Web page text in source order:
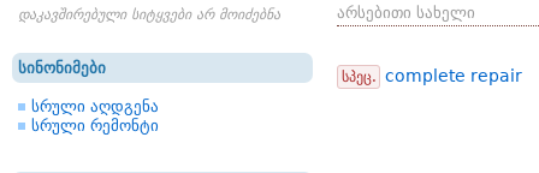
დაკავშირებული სიტყვები არ მოიძებნა
სინონიმები
სრული აღდგენა
სრული რემონტი
არსებითი სახელი
სპეც. complete repair